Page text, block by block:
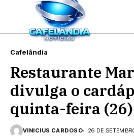
Cafelândia
Restaurante
divulga o
quinta-feira (26)
VINICIUS CARDOSO
26 DE